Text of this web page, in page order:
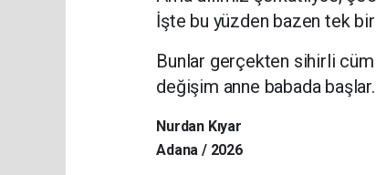
İşte bu yüzden bazen tek
Bunlar gerçekten sihirli
değişim anne babada başlar.
Nurdan Kıyar
Adana / 2026